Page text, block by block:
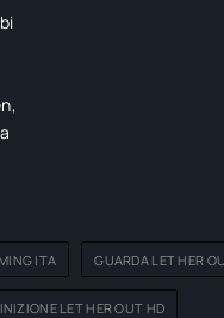
ITA GUARDA LET HER
LET HER OUT HD